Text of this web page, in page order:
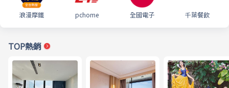
浪漫摩鐵 pchome 全國電子 千葉餐飲
TOP熱銷